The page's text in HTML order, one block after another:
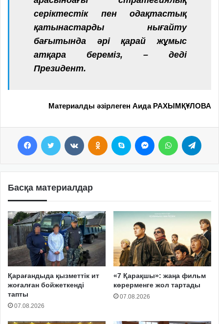
серіктестік пен одақтастық
қатынастарды нығайту
бағытында әрі қарай жұмыс
атқара береміз, – деді
Президент.
Материалды әзірлеген Аида РАХЫМҚҰЛОВА
Басқа материалдар
Қарағандыда қызметтік ит
жоғалған бойжеткенді
тапты
07.08.2026
«7 Қарақшы»: жаңа фильм
көрерменге жол тартады
07.08.2026